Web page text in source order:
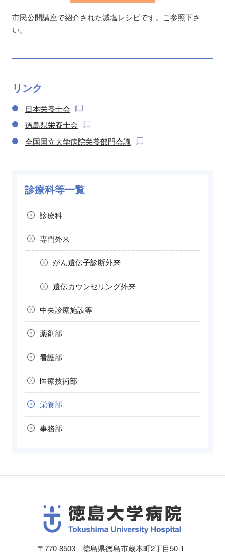
市民公開講座で紹介された減塩レシピです。ご参照下さ
い。
リンク
日本栄養士会
徳島県栄養士会
全国国立大学病院栄養部門会議
診療科等一覧
診療科
専門外来
がん遺伝子診断外来
遺伝カウンセリング外来
中央診療施設等
薬剤部
看護部
医療技術部
栄養部
事務部
〒770-8503 徳島県徳島市蔵本町2丁目50-1